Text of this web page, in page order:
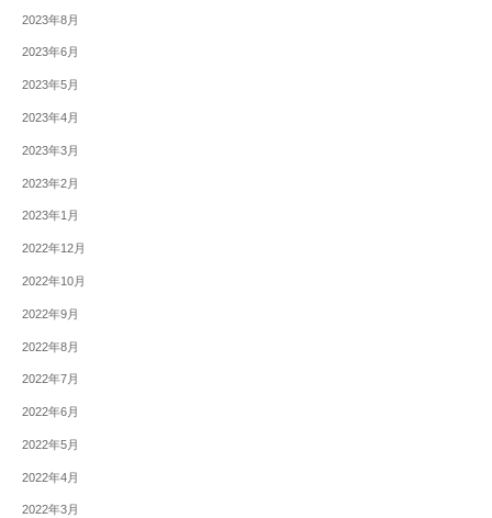
2023年8月
2023年6月
2023年5月
2023年4月
2023年3月
2023年2月
2023年1月
2022年12月
2022年10月
2022年9月
2022年8月
2022年7月
2022年6月
2022年5月
2022年4月
2022年3月